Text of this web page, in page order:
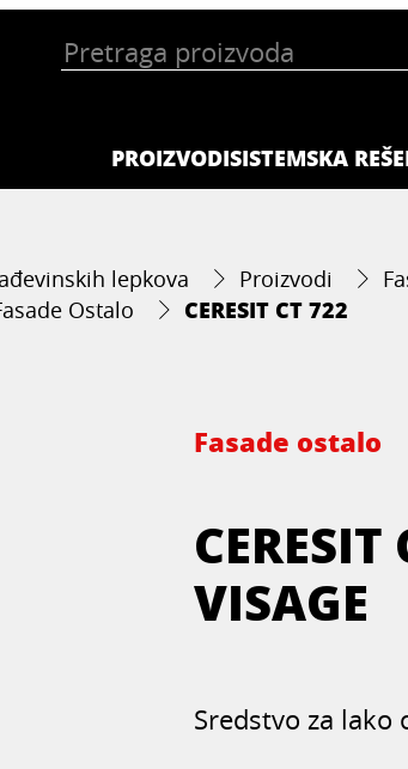
PROIZVODISISTEMSKA
lepkova Proizvodi
Ostalo CERESIT CT 722
Fasade ostalo
CERESIT
VISAGE
Sredstvo za